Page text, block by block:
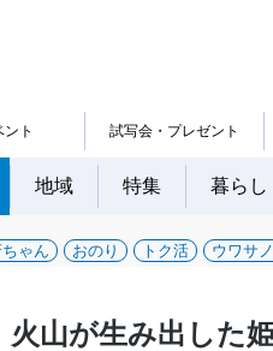
ント 試写会・プレゼント
地域 特集 暮らし
ゃん おのり トク活 ウワサ
山が生み出した